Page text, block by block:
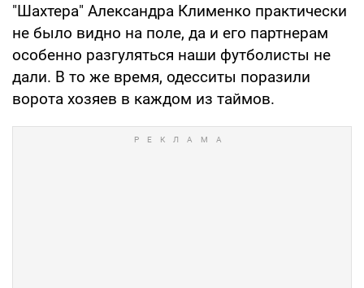
"Шахтера" Александра Клименко практически
не было видно на поле, да и его партнерам
особенно разгуляться наши футболисты не
дали. В то же время, одесситы поразили
ворота хозяев в каждом из таймов.